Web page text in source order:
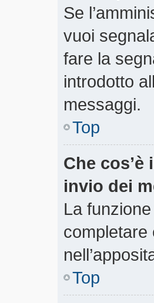
Se
vuoi
fare la
introdotto
messaggi.
Top
Che
invio dei
La
completare
Top